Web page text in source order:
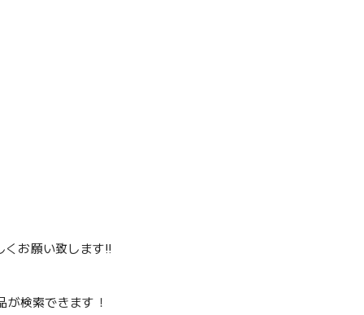
お願い致します‼️
検索できます！